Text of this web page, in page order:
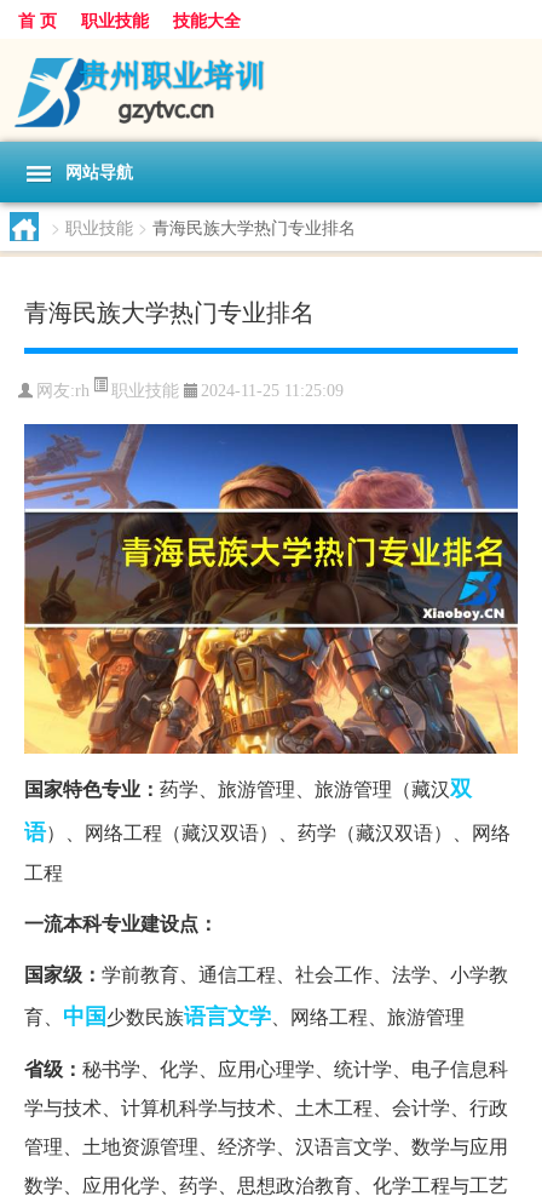
首 页 职业技能 技能大全
网站导航
> 职业技能 > 青海民族大学热门专业排名
青海民族大学热门专业排名
网友:rh 职业技能 2024-11-25 11:25:09
国家特色专业： 药学、旅游管理、旅游管理（藏汉双
语）、网络工程（藏汉双语）、药学（藏汉双语）、网络
工程
一流本科专业建设点：
国家级： 学前教育、通信工程、社会工作、法学、小学教
育、 中国少数民族语言文学、网络工程、旅游管理
省级： 秘书学、化学、应用心理学、统计学、电子信息科
学与技术、计算机科学与技术、土木工程、会计学、行政
管理、土地资源管理、经济学、汉语言文学、数学与应用
数学、应用化学、药学、思想政治教育、化学工程与工艺